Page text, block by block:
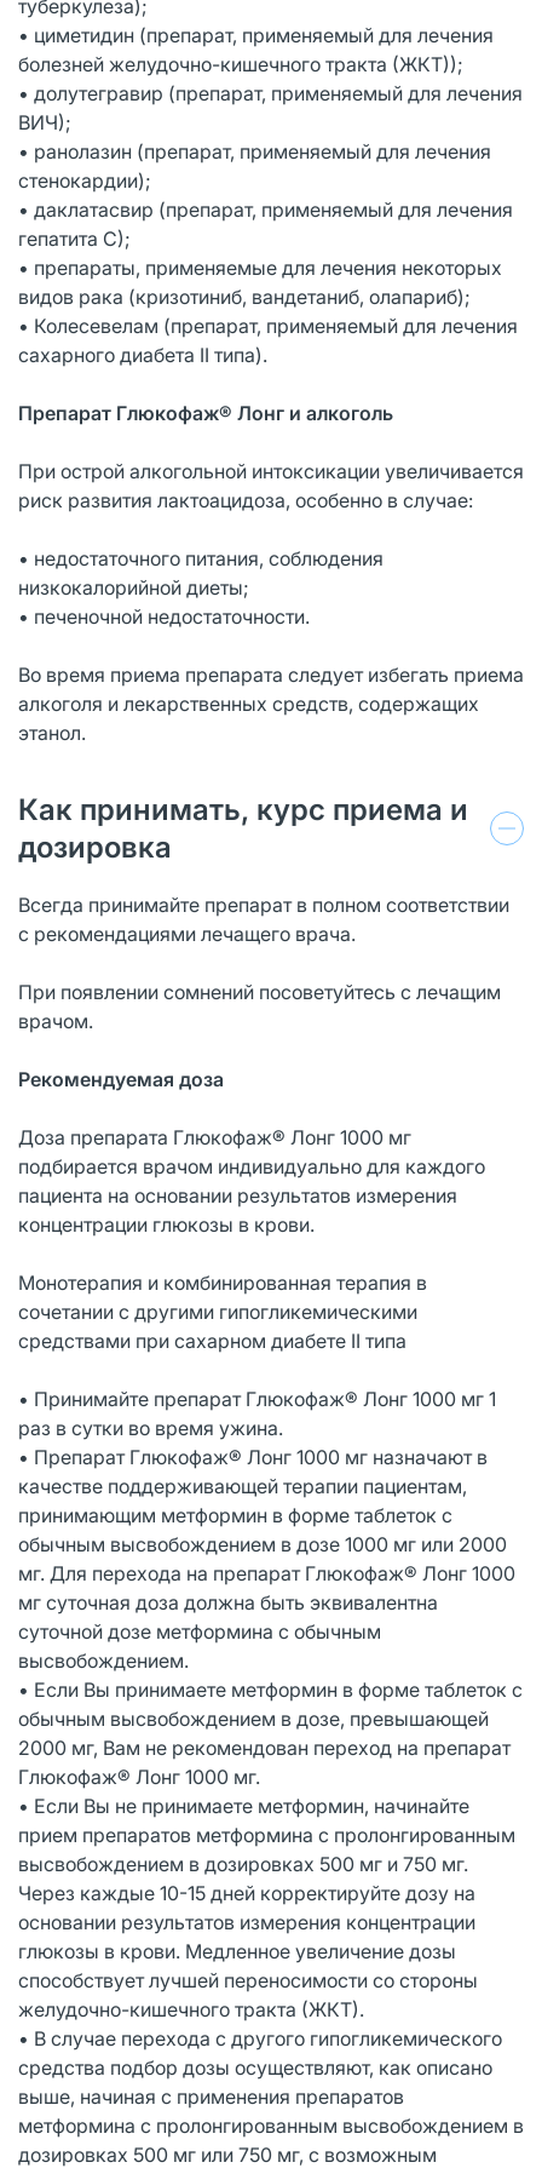
туберкулеза);
• циметидин (препарат, применяемый для лечения
болезней желудочно-кишечного тракта (ЖКТ));
• долутегравир (препарат, применяемый для лечения
ВИЧ);
• ранолазин (препарат, применяемый для лечения
стенокардии);
• даклатасвир (препарат, применяемый для лечения
гепатита С);
• препараты, применяемые для лечения некоторых
видов рака (кризотиниб, вандетаниб, олапариб);
• Колесевелам (препарат, применяемый для лечения
сахарного диабета II типа).
Препарат Глюкофаж® Лонг и алкоголь
При острой алкогольной интоксикации увеличивается
риск развития лактоацидоза, особенно в случае:
• недостаточного питания, соблюдения
низкокалорийной диеты;
• печеночной недостаточности.
Во время приема препарата следует избегать приема
алкоголя и лекарственных средств, содержащих
этанол.
Как принимать, курс приема и
дозировка
Всегда принимайте препарат в полном соответствии
с рекомендациями лечащего врача.
При появлении сомнений посоветуйтесь с лечащим
врачом.
Рекомендуемая доза
Доза препарата Глюкофаж® Лонг 1000 мг
подбирается врачом индивидуально для каждого
пациента на основании результатов измерения
концентрации глюкозы в крови.
Монотерапия и комбинированная терапия в
сочетании с другими гипогликемическими
средствами при сахарном диабете II типа
• Принимайте препарат Глюкофаж® Лонг 1000 мг 1
раз в сутки во время ужина.
• Препарат Глюкофаж® Лонг 1000 мг назначают в
качестве поддерживающей терапии пациентам,
принимающим метформин в форме таблеток с
обычным высвобождением в дозе 1000 мг или 2000
мг. Для перехода на препарат Глюкофаж® Лонг 1000
мг суточная доза должна быть эквивалентна
суточной дозе метформина с обычным
высвобождением.
• Если Вы принимаете метформин в форме таблеток с
обычным высвобождением в дозе, превышающей
2000 мг, Вам не рекомендован переход на препарат
Глюкофаж® Лонг 1000 мг.
• Если Вы не принимаете метформин, начинайте
прием препаратов метформина с пролонгированным
высвобождением в дозировках 500 мг и 750 мг.
Через каждые 10-15 дней корректируйте дозу на
основании результатов измерения концентрации
глюкозы в крови. Медленное увеличение дозы
способствует лучшей переносимости со стороны
желудочно-кишечного тракта (ЖКТ).
• В случае перехода с другого гипогликемического
средства подбор дозы осуществляют, как описано
выше, начиная с применения препаратов
метформина с пролонгированным высвобождением в
дозировках 500 мг или 750 мг, с возможным